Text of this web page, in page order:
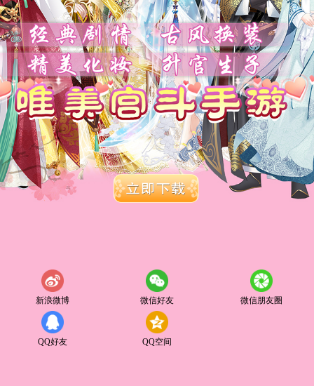
新浪微博 微信好友 微信朋友圈
QQ好友 QQ空间